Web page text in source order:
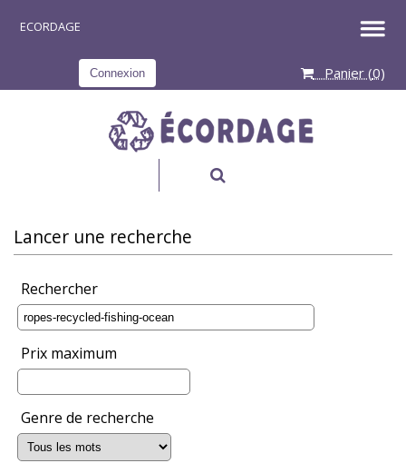
Connexion Panier (0)
Lancer une recherche
Rechercher
Prix maximum
Genre de recherche